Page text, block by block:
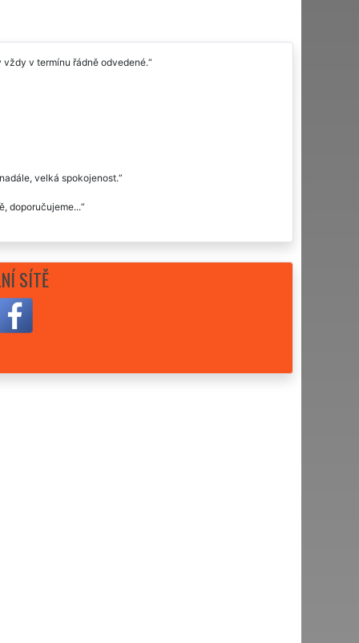
v termínu řádně odvedené.
velká spokojenost.
doporučujeme...
SÍTĚ